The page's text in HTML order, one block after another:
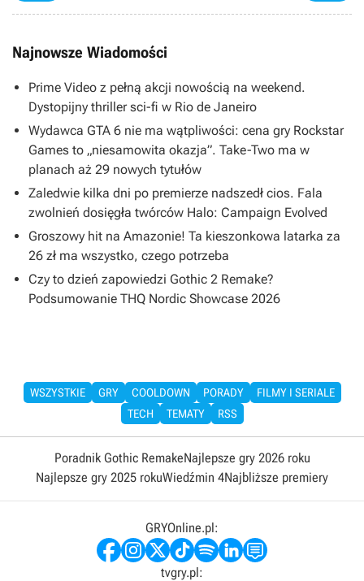
Najnowsze Wiadomości
Prime Video z pełną akcji nowością na weekend.
Dystopijny thriller sci-fi w Rio de Janeiro
Wydawca GTA 6 nie ma wątpliwości: cena gry Rockstar
Games to „niesamowita okazja”. Take-Two ma w
planach aż 29 nowych tytułów
Zaledwie kilka dni po premierze nadszedł cios. Fala
zwolnień dosięgła twórców Halo: Campaign Evolved
Groszowy hit na Amazonie! Ta kieszonkowa latarka za
26 zł ma wszystko, czego potrzeba
Czy to dzień zapowiedzi Gothic 2 Remake?
Podsumowanie THQ Nordic Showcase 2026
WSZYSTKIE GRY COOLDOWN PORADY
FILMY I SERIALE
TECH
TEMATY RSS
Poradnik Gothic RemakeNajlepsze gry 2026 roku
Najlepsze gry 2025 rokuWiedźmin 4Najbliższe premiery
GRYOnline.pl:
tvgry.pl: